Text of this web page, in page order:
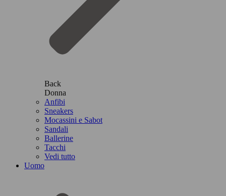
Back
Donna
Anfibi
Sneakers
Mocassini e Sabot
Sandali
Ballerine
Tacchi
Vedi tutto
Uomo